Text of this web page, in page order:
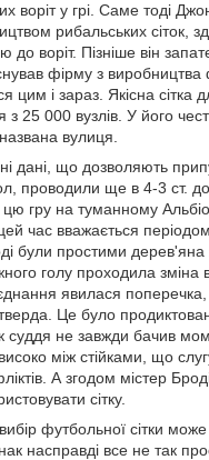
воріт у грі. Саме тоді
рибальських сіток,
воріт. Пізніше він
фірму з
цим і зараз. Якісна сітка
25 000 вузлів. У його
вулиця.
дані, що дозволяють
проводили ще в 4-3 ст. до
гру на туманному
час вважається
були простими
голу проходила зміна
явилася поперечка,
Це було
суддя не завжди бачив
між стійками, що
А згодом містер
сітку.
футбольної сітки може
насправді все не так